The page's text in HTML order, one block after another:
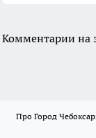
Комментарии на
Про Город